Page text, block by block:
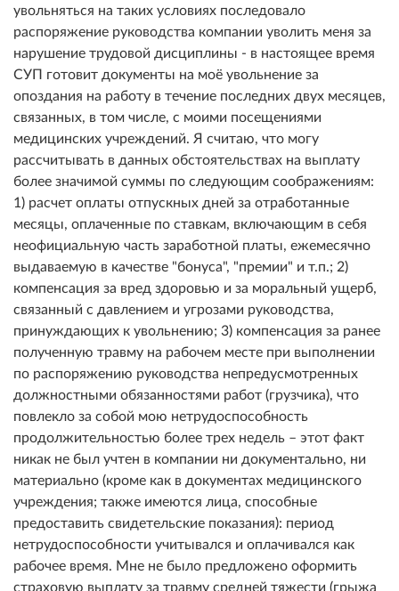
увольняться на таких условиях последовало
распоряжение руководства компании уволить меня за
нарушение трудовой дисциплины - в настоящее время
СУП готовит документы на моё увольнение за
опоздания на работу в течение последних двух месяцев,
связанных, в том числе, с моими посещениями
медицинских учреждений. Я считаю, что могу
рассчитывать в данных обстоятельствах на выплату
более значимой суммы по следующим соображениям:
1) расчет оплаты отпускных дней за отработанные
месяцы, оплаченные по ставкам, включающим в себя
неофициальную часть заработной платы, ежемесячно
выдаваемую в качестве "бонуса", "премии" и т.п.; 2)
компенсация за вред здоровью и за моральный ущерб,
связанный с давлением и угрозами руководства,
принуждающих к увольнению; 3) компенсация за ранее
полученную травму на рабочем месте при выполнении
по распоряжению руководства непредусмотренных
должностными обязанностями работ (грузчика), что
повлекло за собой мою нетрудоспособность
продолжительностью более трех недель – этот факт
никак не был учтен в компании ни документально, ни
материально (кроме как в документах медицинского
учреждения; также имеются лица, способные
предоставить свидетельские показания): период
нетрудоспособности учитывался и оплачивался как
рабочее время. Мне не было предложено оформить
страховую выплату за травму средней тяжести (грыжа